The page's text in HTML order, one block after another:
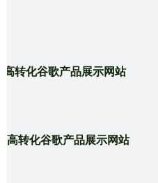
转化谷歌产品展示网站
高转化谷歌产品展示网站